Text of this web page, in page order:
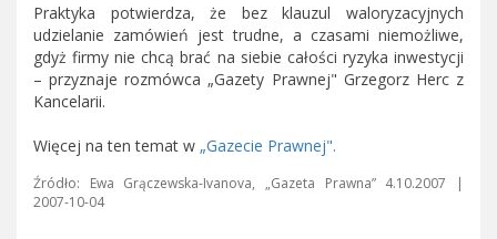
Praktyka potwierdza, że bez klauzul waloryzacyjnych
udzielanie zamówień jest trudne, a czasami niemożliwe,
gdyż firmy nie chcą brać na siebie całości ryzyka inwestycji
– przyznaje rozmówca „Gazety Prawnej" Grzegorz Herc z
Kancelarii.
Więcej na ten temat w „Gazecie Prawnej".
Źródło: Ewa Grączewska-Ivanova, „Gazeta Prawna” 4.10.2007 |
2007-10-04